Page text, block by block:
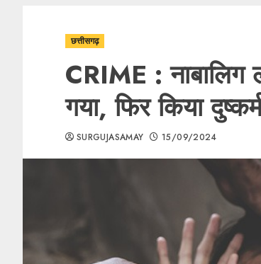
छत्तीसगढ़
CRIME :
गया, फिर किया
SURGUJASAMAY 15/09/2024